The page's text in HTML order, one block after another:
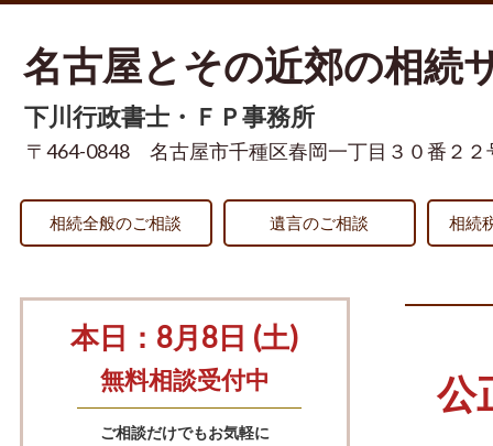
名古屋とその近郊の相続
下川行政書士・ＦＰ事務所
〒464-0848 名古屋市千種区春岡一丁目３０番２２
相続全般のご相談 遺言のご相談 相続
公
本日：8月8日 (土)
無料相談受付中
ご相談だけでもお気軽に